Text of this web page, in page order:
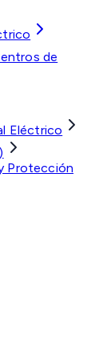
de
Eléctrico
Protección